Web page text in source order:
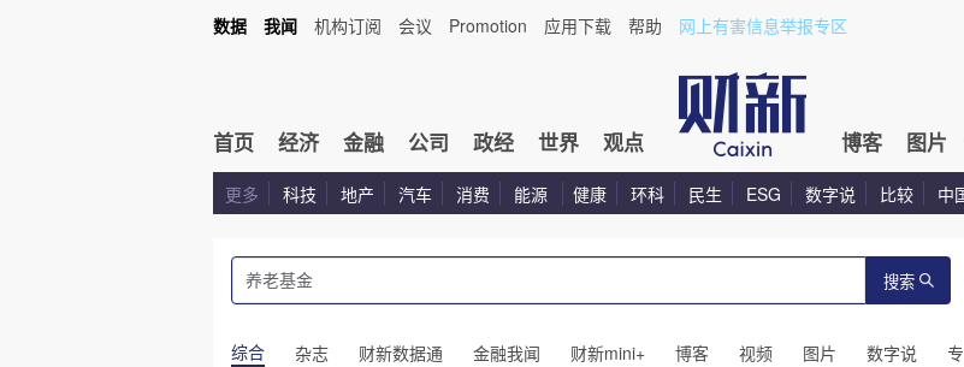
数据 我闻 机构订阅 会议 Promotion 应用下载 帮助 网上有害信息举报专区
首页 经济 金融 公司 政经 世界 观点 博客 图片
更多 科技 地产 汽车 消费 能源 健康 环科 民生 ESG 数字说 比较 中
搜索
综合 杂志 财新数据通 金融我闻 财新mini+ 博客 视频 图片 数字说